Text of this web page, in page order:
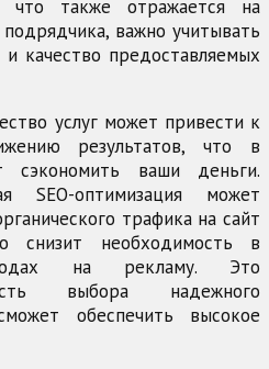
что также отражается на
важно учитывать
качество предоставляемых
услуг может привести к
результатов, что в
сэкономить ваши деньги.
SEO-оптимизация может
трафика на сайт
снизит необходимость в
на рекламу. Это
выбора надежного
обеспечить высокое